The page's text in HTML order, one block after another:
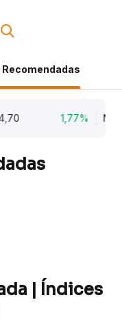
1,77% NATU3
| Índices